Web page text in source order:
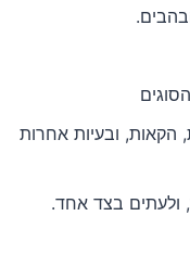
הקאות, ובעיות אחרות
ולעתים בצד אחד.